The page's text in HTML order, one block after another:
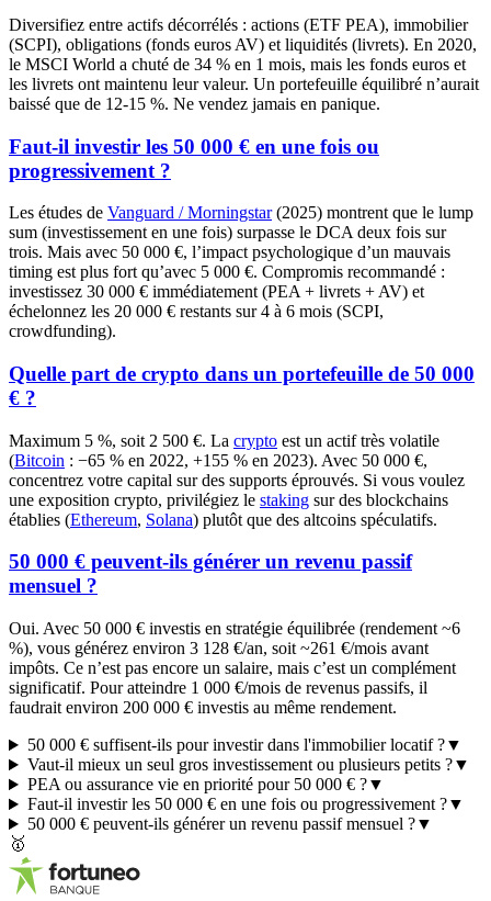
Diversifiez entre actifs décorrélés : actions (ETF PEA), immobilier
(SCPI), obligations (fonds euros AV) et liquidités (livrets). En 2020,
le MSCI World a chuté de 34 % en 1 mois, mais les fonds euros et
les livrets ont maintenu leur valeur. Un portefeuille équilibré n’aurait
baissé que de 12-15 %. Ne vendez jamais en panique.
Faut-il investir les 50 000 € en une fois ou
progressivement ?
Les études de Vanguard / Morningstar(2025) montrent que le lump
sum (investissement en une fois) surpasse le DCA deux fois sur
trois. Mais avec 50 000 €, l’impact psychologique d’un mauvais
timing est plus fort qu’avec 5 000 €. Compromis recommandé :
investissez 30 000 € immédiatement (PEA + livrets + AV) et
échelonnez les 20 000 € restants sur 4 à 6 mois (SCPI,
crowdfunding).
Quelle part de crypto dans un portefeuille de 50 000
€ ?
Maximum 5 %, soit 2 500 €. La crypto est un actif très volatile
(Bitcoin : −65 % en 2022, +155 % en 2023). Avec 50 000 €,
concentrez votre capital sur des supports éprouvés. Si vous voulez
une exposition crypto, privilégiez le staking sur des blockchains
établies (Ethereum, Solana) plutôt que des altcoins spéculatifs.
50 000 € peuvent-ils générer un revenu passif
mensuel ?
Oui. Avec 50 000 € investis en stratégie équilibrée (rendement ~6
%), vous générez environ 3 128 €/an, soit ~261 €/mois avant
impôts. Ce n’est pas encore un salaire, mais c’est un complément
significatif. Pour atteindre 1 000 €/mois de revenus passifs, il
faudrait environ 200 000 € investis au même rendement.
50 000 € suffisent-ils pour investir dans l'immobilier locatif ?▼
Vaut-il mieux un seul gros investissement ou plusieurs petits ?▼
PEA ou assurance vie en priorité pour 50 000 € ?▼
Faut-il investir les 50 000 € en une fois ou progressivement ?▼
50 000 € peuvent-ils générer un revenu passif mensuel ?▼
🥇